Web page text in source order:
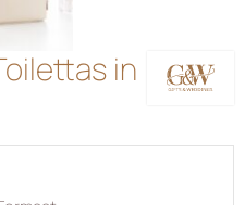
in